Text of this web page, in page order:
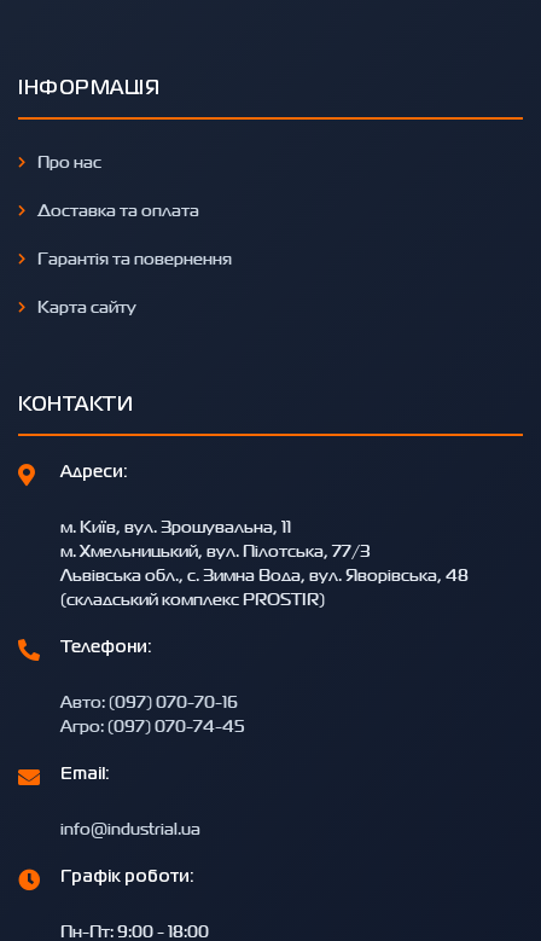
ІНФОРМАЦІЯ
Про нас
Доставка та оплата
Гарантія та повернення
Карта сайту
КОНТАКТИ
Адреси:
м. Київ, вул. Зрошувальна, 11
м. Хмельницький, вул. Пілотська, 77/3
Львівська обл., с. Зимна Вода, вул. Яворівська, 48
(складський комплекс PROSTIR)
Телефони:
Авто: (097) 070-70-16
Агро: (097) 070-74-45
Email:
info@industrial.ua
Графік роботи:
Пн-Пт: 9:00 - 18:00